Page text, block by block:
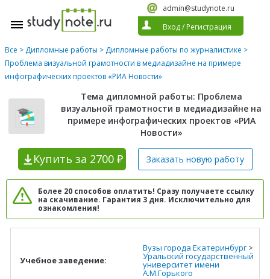
admin@studynote.ru
Вход/ Регистрация
Все > Дипломные работы > Дипломные работы по журналистике >
Проблема визуальной грамотности в медиадизайне на примере
инфографических проектов «РИА Новости»
Тема дипломной работы: Проблема
визуальной грамотности в медиадизайне на
примере инфографических проектов «РИА
Новости»
Купить за 2700 ₽ Заказать новую работу
Более 20 способов оплатить! Сразу получаете ссылку
на скачивание. Гарантия 3 дня. Исключительно для
ознакомления!
Учебное заведение:
Вузы города Екатеринбург>
Уральский государственный
университет имени
А.М.Горького